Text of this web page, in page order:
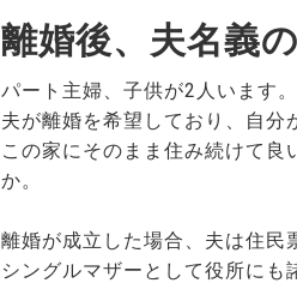
離婚後、夫名義
パート主婦、子供が2人います。
夫が離婚を希望しており、自分
この家にそのまま住み続けて良
か。
離婚が成立した場合、夫は住民
シングルマザーとして役所にも